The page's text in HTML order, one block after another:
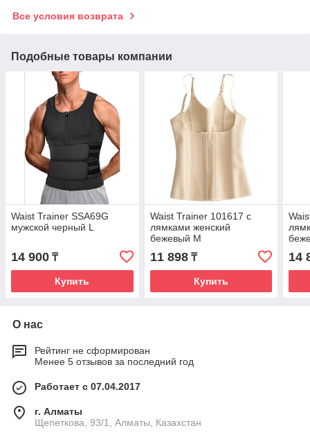
Все условия возврата
Подобные товары компании
Waist Trainer SSA69G
мужской черный L
14 900 ₸
Купить
Waist Trainer 101617 с
лямками женский
бежевый M
11 898₸
Купить
14
О нас
Рейтинг не сформирован
Менее 5 отзывов за последний год
Работает с 07.04.2017
г. Алматы
Щепеткова, 93/1, Алматы, Казахстан